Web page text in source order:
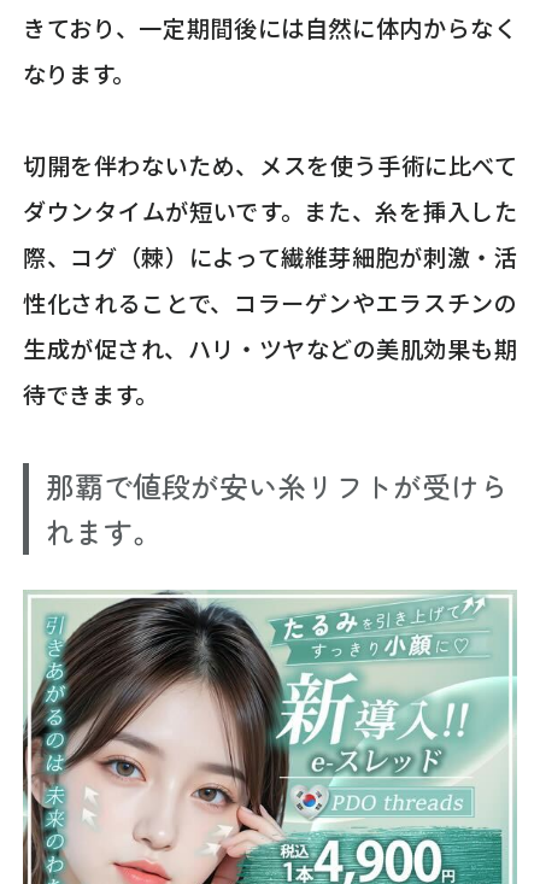
きており、一定期間後には自然に体内からなく
なります。
切開を伴わないため、メスを使う手術に比べて
ダウンタイムが短いです。また、糸を挿入した
際、コグ（棘）によって繊維芽細胞が刺激・活
性化されることで、コラーゲンやエラスチンの
生成が促され、ハリ・ツヤなどの美肌効果も期
待できます。
那覇で値段が安い糸リフトが受けら
れます。